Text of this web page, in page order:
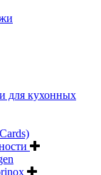
для кухонных